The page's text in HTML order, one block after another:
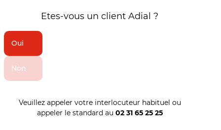
Etes-vous un client Adial ?
Oui
Non
Veuillez appeler votre interlocuteur habituel ou
appeler le standard au 02 31 65 25 25